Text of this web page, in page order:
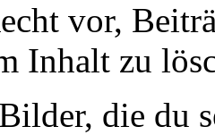
vor,
Inhalt zu
die du